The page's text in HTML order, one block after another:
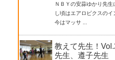
ＮＢＹの安蒜ゆかり先
し頃はエアロビクスのイ
今はマッサ ...
教えて先生！
先生、遵子先生